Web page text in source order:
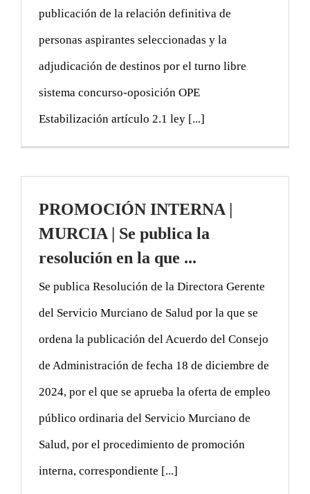
publicación de la relación definitiva de
personas aspirantes seleccionadas y la
adjudicación de destinos por el turno libre
sistema concurso-oposición OPE
Estabilización artículo 2.1 ley [...]
PROMOCIÓN INTERNA |
MURCIA | Se publica la
resolución en la que ...
Se publica Resolución de la Directora Gerente
del Servicio Murciano de Salud por la que se
ordena la publicación del Acuerdo del Consejo
de Administración de fecha 18 de diciembre de
2024, por el que se aprueba la oferta de empleo
público ordinaria del Servicio Murciano de
Salud, por el procedimiento de promoción
interna, correspondiente [...]